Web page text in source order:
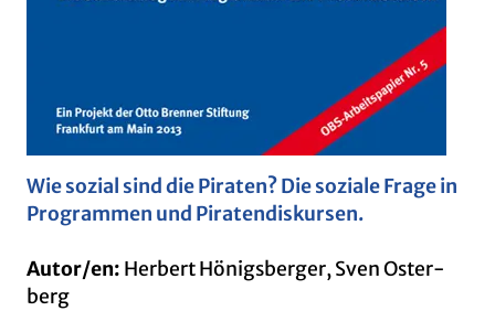
Wie so­zi­al sind die Pi­ra­ten? Die so­zia­le Frage in
Pro­gram­men und Pi­ra­ten­dis­kur­sen.
Autor/en: Her­bert Hö­nigs­ber­ger, Sven Os­ter­
berg